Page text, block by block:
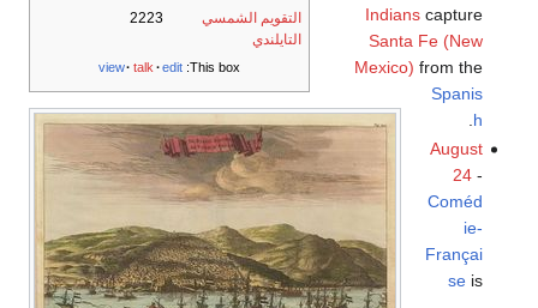
التقويم الشمسي
التايلندي
2223
This box:
view talk edit
Indianscapture
Santa Fe (New
Mexico) from the
Spanis
h
.
August
24-
Coméd
ie-
Françai
seis